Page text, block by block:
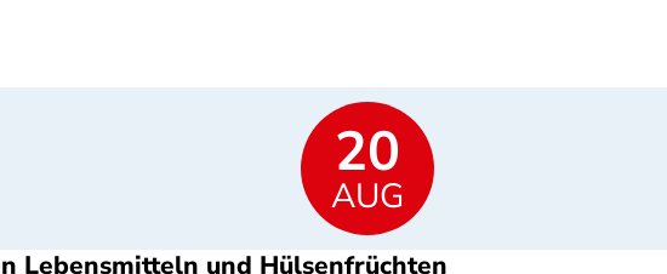
20
AUG
Lebensmitteln und Hülsenfrüchten